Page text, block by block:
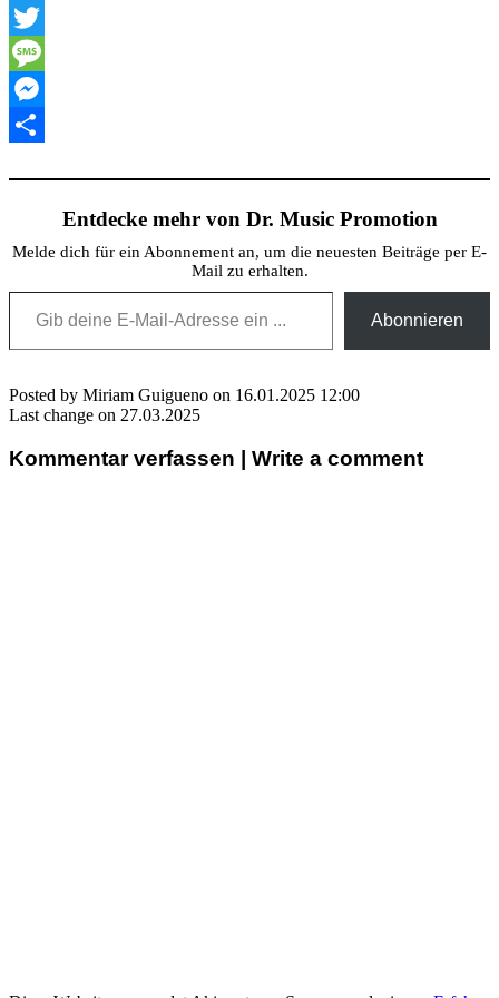
XING
Twitter
Message
Messenger
Entdecke mehr von Dr. Music Promotion
Melde dich für ein Abonnement an, um die neuesten Beiträge per E-
Mail zu erhalten.
Gib deine E-Mail-Adresse ein ...
Abonnieren
Posted by Miriam Guigueno on 16.01.2025 12:00
Last change on 27.03.2025
Kommentar verfassen | Write a comment